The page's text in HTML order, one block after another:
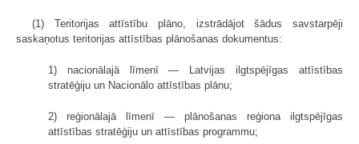
(1) Teritorijas attīstību plāno, izstrādājot šādus savstarpēji
saskaņotus teritorijas attīstības plānošanas dokumentus:
1) nacionālajā līmenī — Latvijas ilgtspējīgas attīstības
stratēģiju un Nacionālo attīstības plānu;
2) reģionālajā līmenī — plānošanas reģiona ilgtspējīgas
attīstības stratēģiju un attīstības programmu;